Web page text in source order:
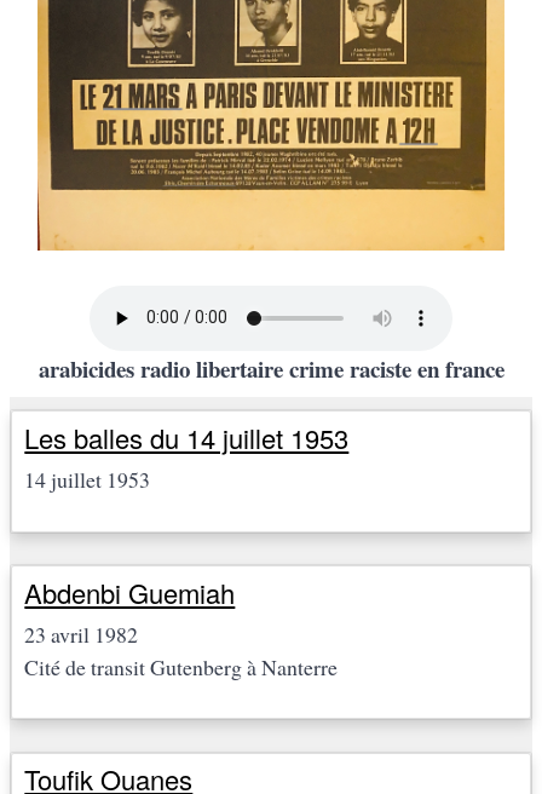
arabicides radio libertaire crime raciste en france
Les balles du 14 juillet 1953
14 juillet 1953
Abdenbi Guemiah
23 avril 1982
Cité de transit Gutenberg à Nanterre
Toufik Ouanes